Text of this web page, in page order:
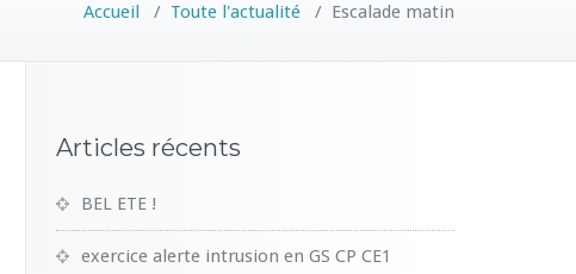
Accueil / Toute l'actualité / Escalade matin
Articles récents
BEL ETE !
exercice alerte intrusion en GS CP CE1